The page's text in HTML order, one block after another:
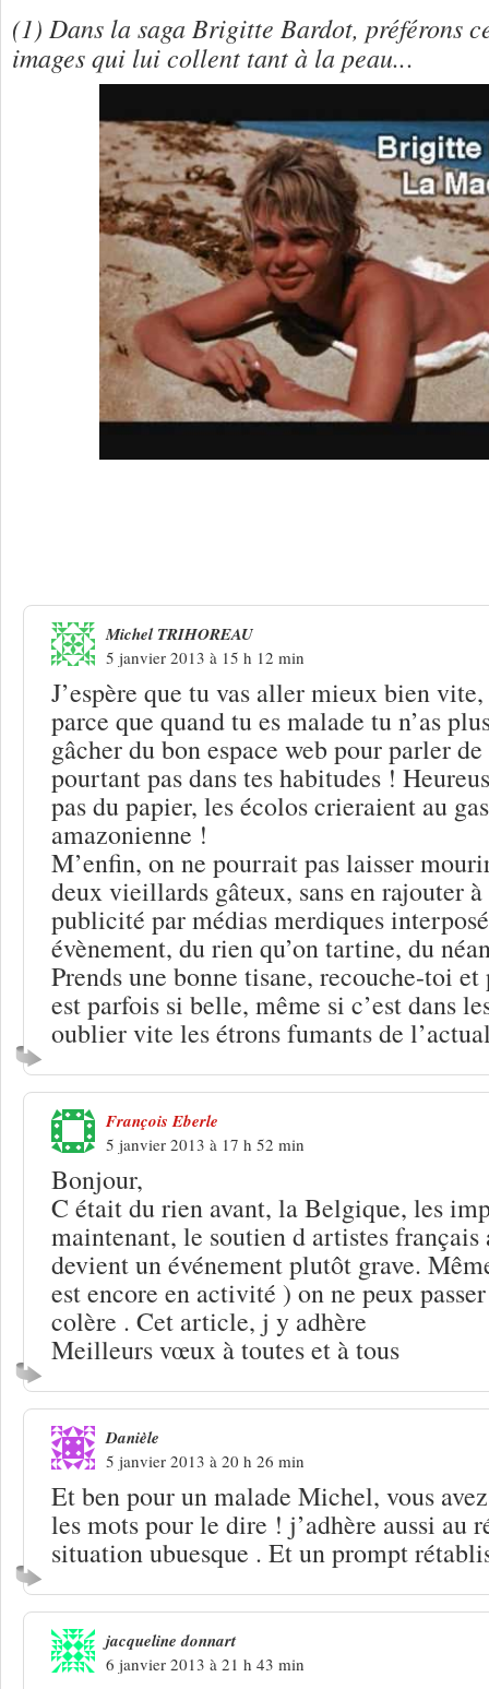
(1) Dans la saga Brigitte Bardot, préférons
images qui lui collent tant à la peau...
Michel TRIHOREAU
5 janvier 2013 à 15 h 12 min
J’espère que tu vas aller mieux bien
parce que quand tu es malade tu n’as
gâcher du bon espace web pour parler de
pourtant pas dans tes habitudes !
pas du papier, les écolos crieraient au
amazonienne !
M’enfin, on ne pourrait pas laisser
deux vieillards gâteux, sans en rajouter
publicité par médias merdiques
évènement, du rien qu’on tartine, du
Prends une bonne tisane, recouche-toi
est parfois si belle, même si c’est dans
oublier vite les étrons fumants de
François Eberle
5 janvier 2013 à 17 h 52 min
Bonjour,
C était du rien avant, la Belgique, les
maintenant, le soutien d artistes
devient un événement plutôt grave.
est encore en activité ) on ne peux
colère . Cet article, j y adhère
Meilleurs vœux à toutes et à tous
Danièle
5 janvier 2013 à 20 h 26 min
Et ben pour un malade Michel, vous
les mots pour le dire ! j’adhère aussi au
situation ubuesque . Et un prompt
jacqueline donnart
6 janvier 2013 à 21 h 43 min